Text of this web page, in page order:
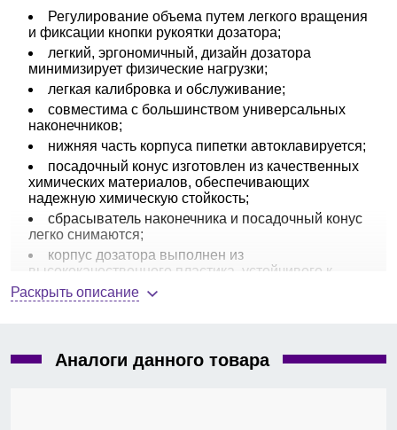
Регулирование объема путем легкого вращения
и фиксации кнопки рукоятки дозатора;
легкий, эргономичный, дизайн дозатора
минимизирует физические нагрузки;
легкая калибровка и обслуживание;
совместима с большинством универсальных
наконечников;
нижняя часть корпуса пипетки автоклавируется;
посадочный конус изготовлен из качественных
химических материалов, обеспечивающих
надежную химическую стойкость;
сбрасыватель наконечника и посадочный конус
легко снимаются;
корпус дозатора выполнен из
высококачественного пластика, устойчивого к
химически активным средам;
Раскрыть описание
Аналоги данного товара